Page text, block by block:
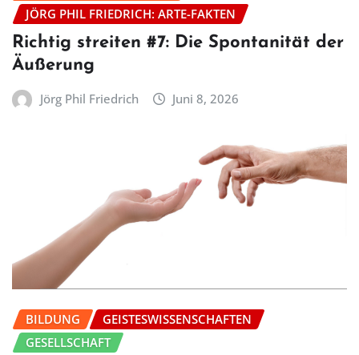
JÖRG PHIL FRIEDRICH: ARTE-FAKTEN
Richtig streiten #7: Die Spontanität der
Äußerung
Jörg Phil Friedrich Juni 8, 2026
BILDUNG
GEISTESWISSENSCHAFTEN
GESELLSCHAFT